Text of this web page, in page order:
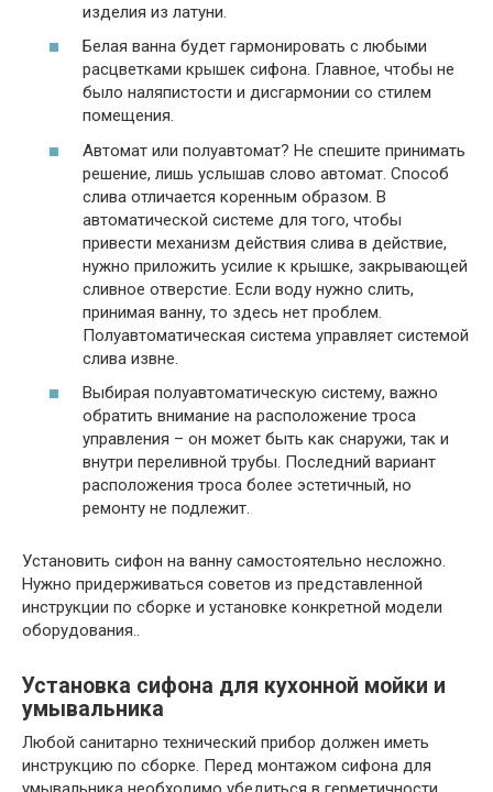
изделия из латуни.
Белая ванна будет гармонировать с любыми
расцветками крышек сифона. Главное, чтобы не
было наляпистости и дисгармонии со стилем
помещения.
Автомат или полуавтомат? Не спешите принимать
решение, лишь услышав слово автомат. Способ
слива отличается коренным образом. В
автоматической системе для того, чтобы
привести механизм действия слива в действие,
нужно приложить усилие к крышке, закрывающей
сливное отверстие. Если воду нужно слить,
принимая ванну, то здесь нет проблем.
Полуавтоматическая система управляет системой
слива извне.
Выбирая полуавтоматическую систему, важно
обратить внимание на расположение троса
управления – он может быть как снаружи, так и
внутри переливной трубы. Последний вариант
расположения троса более эстетичный, но
ремонту не подлежит.
Установить сифон на ванну самостоятельно несложно.
Нужно придерживаться советов из представленной
инструкции по сборке и установке конкретной модели
оборудования..
Установка сифона для кухонной мойки и
умывальника
Любой санитарно технический прибор должен иметь
инструкцию по сборке. Перед монтажом сифона для